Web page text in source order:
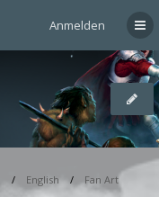
Anmelden
English Fan Art